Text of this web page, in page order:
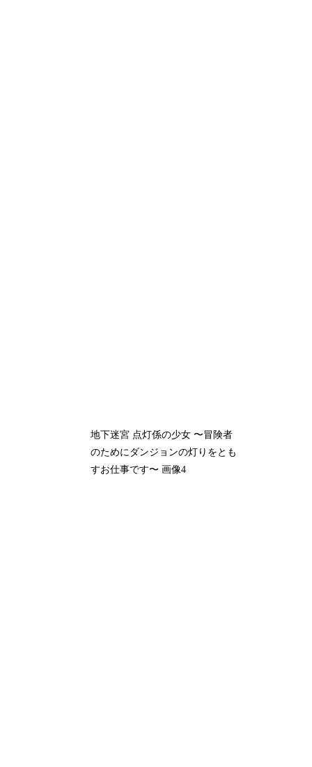
地下迷宮 点灯係の少女 〜冒険者
のためにダンジョンの灯りをとも
すお仕事です〜 画像4